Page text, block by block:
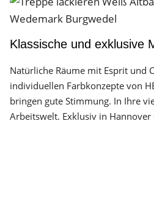
Klassische und exklusive
Natürliche Räume mit Esprit und
individuellen Farbkonzepte von
bringen gute Stimmung. In Ihre
Arbeitswelt. Exklusiv in Hannover